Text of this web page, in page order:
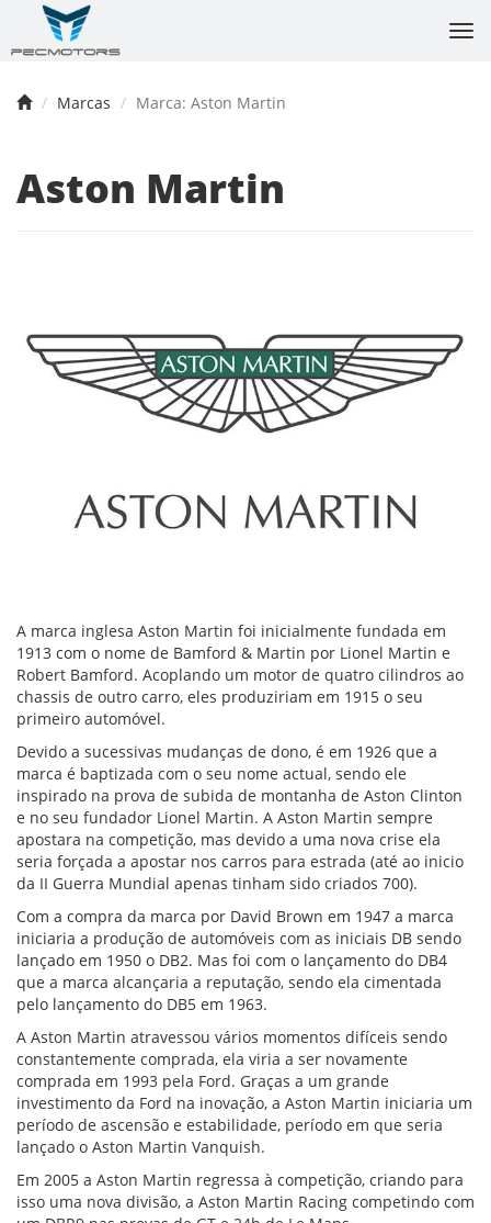
Marcas Marca: Aston Martin
Aston Martin
A marca inglesa Aston Martin foi inicialmente fundada em
1913 com o nome de Bamford & Martin por Lionel Martin e
Robert Bamford. Acoplando um motor de quatro cilindros ao
chassis de outro carro, eles produziriam em 1915 o seu
primeiro automóvel.
Devido a sucessivas mudanças de dono, é em 1926 que a
marca é baptizada com o seu nome actual, sendo ele
inspirado na prova de subida de montanha de Aston Clinton
e no seu fundador Lionel Martin. A Aston Martin sempre
apostara na competição, mas devido a uma nova crise ela
seria forçada a apostar nos carros para estrada (até ao inicio
da II Guerra Mundial apenas tinham sido criados 700).
Com a compra da marca por David Brown em 1947 a marca
iniciaria a produção de automóveis com as iniciais DB sendo
lançado em 1950 o DB2. Mas foi com o lançamento do DB4
que a marca alcançaria a reputação, sendo ela cimentada
pelo lançamento do DB5 em 1963.
A Aston Martin atravessou vários momentos difíceis sendo
constantemente comprada, ela viria a ser novamente
comprada em 1993 pela Ford. Graças a um grande
investimento da Ford na inovação, a Aston Martin iniciaria um
período de ascensão e estabilidade, período em que seria
lançado o Aston Martin Vanquish.
Em 2005 a Aston Martin regressa à competição, criando para
isso uma nova divisão, a Aston Martin Racing competindo com